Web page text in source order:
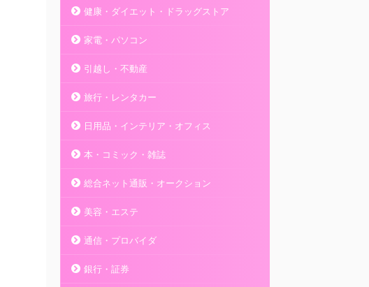
健康・ダイエット・ドラッグストア
家電・パソコン
引越し・不動産
旅行・レンタカー
日用品・インテリア・オフィス
本・コミック・雑誌
総合ネット通販・オークション
美容・エステ
通信・プロバイダ
銀行・証券